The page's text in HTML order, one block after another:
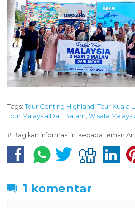
Tags: Tour Genting Highland Tour Kuala
Tour Malaysia Dari Batam Wisata
# Bagikan informasi ini kepada teman
1 komentar